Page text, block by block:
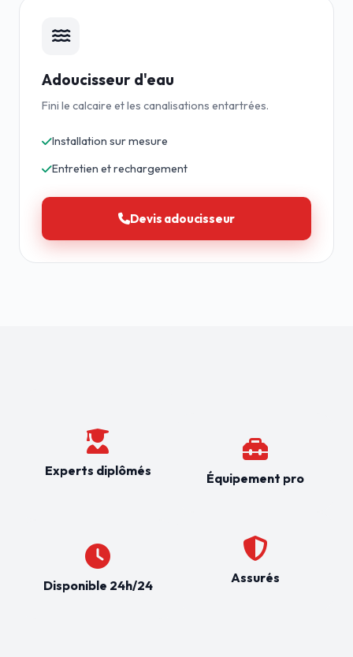
Adoucisseur d'eau
Fini le calcaire et les canalisations entartrées.
Installation sur mesure
Entretien et rechargement
Devis adoucisseur
Experts diplômés
Disponible 24h/24
Équipement pro
Assurés